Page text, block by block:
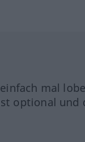
mal
optional und